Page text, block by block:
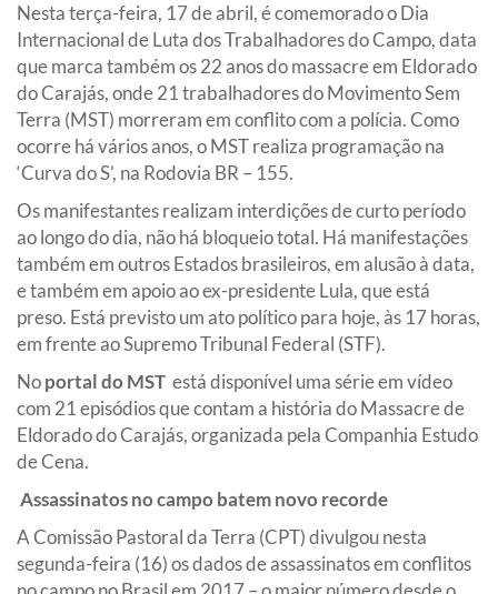
Nesta terça-feira, 17 de abril, é comemorado o Dia
Internacional de Luta dos Trabalhadores do Campo, data
que marca também os 22 anos do massacre em Eldorado
do Carajás, onde 21 trabalhadores do Movimento Sem
Terra (MST) morreram em conflito com a polícia. Como
ocorre há vários anos, o MST realiza programação na
‘Curva do S’, na Rodovia BR – 155.
Os manifestantes realizam interdições de curto período
ao longo do dia, não há bloqueio total. Há manifestações
também em outros Estados brasileiros, em alusão à data,
e também em apoio ao ex-presidente Lula, que está
preso. Está previsto um ato político para hoje, às 17 horas,
em frente ao Supremo Tribunal Federal (STF).
Noportal do MST está disponível uma série em vídeo
com 21 episódios que contam a história do Massacre de
Eldorado do Carajás, organizada pela Companhia Estudo
de Cena.
Assassinatos no campo batem novo recorde
A Comissão Pastoral da Terra (CPT) divulgou nesta
segunda-feira (16) os dados de assassinatos em conflitos